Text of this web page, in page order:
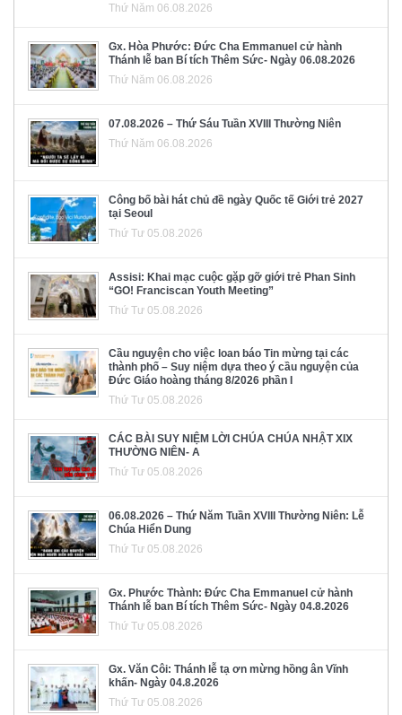
Thứ Năm 06.08.2026
Gx. Hòa Phước: Đức Cha Emmanuel cử hành
Thánh lễ ban Bí tích Thêm Sức- Ngày 06.08.2026
Thứ Năm 06.08.2026
07.08.2026 – Thứ Sáu Tuần XVIII Thường Niên
Thứ Năm 06.08.2026
Công bố bài hát chủ đề ngày Quốc tế Giới trẻ 2027
tại Seoul
Thứ Tư 05.08.2026
Assisi: Khai mạc cuộc gặp gỡ giới trẻ Phan Sinh
“GO! Franciscan Youth Meeting”
Thứ Tư 05.08.2026
Cầu nguyện cho việc loan báo Tin mừng tại các
thành phố – Suy niệm dựa theo ý cầu nguyện của
Đức Giáo hoàng tháng 8/2026 phần I
Thứ Tư 05.08.2026
CÁC BÀI SUY NIỆM LỜI CHÚA CHÚA NHẬT XIX
THƯỜNG NIÊN- A
Thứ Tư 05.08.2026
06.08.2026 – Thứ Năm Tuần XVIII Thường Niên: Lễ
Chúa Hiển Dung
Thứ Tư 05.08.2026
Gx. Phước Thành: Đức Cha Emmanuel cử hành
Thánh lễ ban Bí tích Thêm Sức- Ngày 04.8.2026
Thứ Tư 05.08.2026
Gx. Văn Côi: Thánh lễ tạ ơn mừng hồng ân Vĩnh
khấn- Ngày 04.8.2026
Thứ Tư 05.08.2026